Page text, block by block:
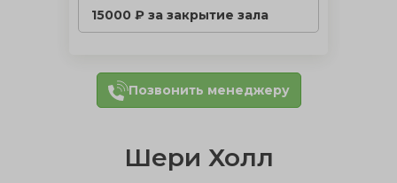
15000 ₽ за закрытие зала
Позвонить менеджеру
Шери Холл